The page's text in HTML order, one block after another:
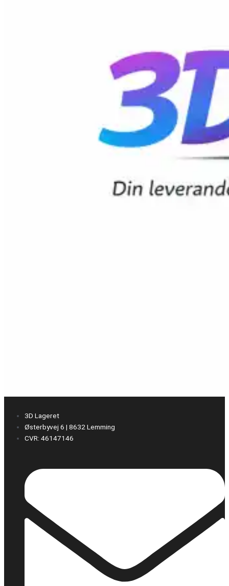
3D Lageret
Østerbyvej 6 | 8632 Lemming
CVR: 46147146